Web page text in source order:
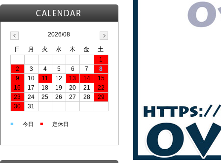
2026/08
日 月 火 水 木 金
土
1
2
3 4 5 6 7
8
9
10 11 12 13 14
15
16
17 18 19 20 21
22
23
24 25 26 27 28
29
30
31
■ 今日 ■ 定休日